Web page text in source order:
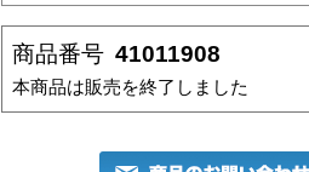
商品番号 41011908
本商品は販売を終了しました